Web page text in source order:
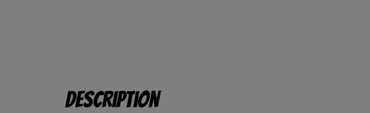
Description